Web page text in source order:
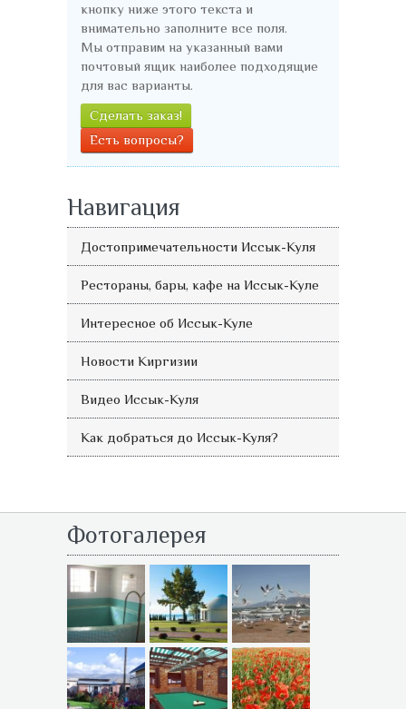
кнопку ниже этого текста и
внимательно заполните все поля.
Мы отправим на указанный вами
почтовый ящик наиболее подходящие
для вас варианты.
Сделать заказ!
Есть вопросы?
Навигация
Достопримечательности Иссык-Куля
Рестораны, бары, кафе на Иссык-Куле
Интересное об Иссык-Куле
Новости Киргизии
Видео Иссык-Куля
Как добраться до Иссык-Куля?
Фотогалерея